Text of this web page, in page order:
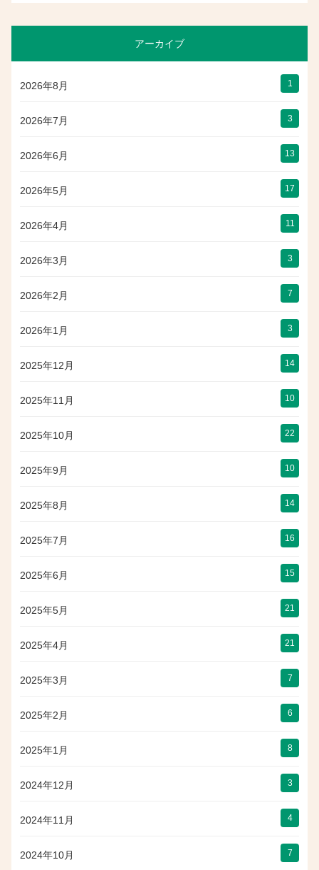
アーカイブ
2026年8月 1
2026年7月 3
2026年6月 13
2026年5月 17
2026年4月 11
2026年3月 3
2026年2月 7
2026年1月 3
2025年12月 14
2025年11月 10
2025年10月 22
2025年9月 10
2025年8月 14
2025年7月 16
2025年6月 15
2025年5月 21
2025年4月 21
2025年3月 7
2025年2月 6
2025年1月 8
2024年12月 3
2024年11月 4
2024年10月 7